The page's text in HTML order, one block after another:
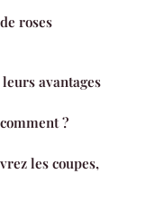
roses
avantages
?
les coupes,